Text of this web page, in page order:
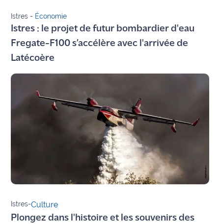
Emploi
Environnement
Info
route
Justice
Santé
Social
Istres-Culture
Plongez dans l'histoire et les souvenirs des
Istres - Économie
Istres : le projet de futur bombardier d'eau
Fregate-F100 s’accélère avec l'arrivée de
Latécoère